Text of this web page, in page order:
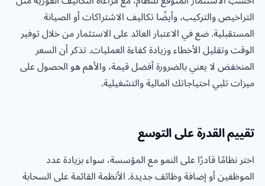
التراخيص والتركيب، وأيضًا تكاليف الاشتراكات أو الصيانة
المستقبلية. ضع في الاعتبار العائد على الاستثمار من خلال توفير
الوقت وتقليل الأخطاء وزيادة كفاءة العمليات. تذكر أن السعر
المنخفض لا يعني بالضرورة أفضل قيمة، والأهم هو الحصول على
ميزات تلبي احتياجاتك المالية والتشغيلية.
تقييم القدرة على التوسع
اختر نظامًا قادرًا على النمو مع المؤسسة، سواء بزيادة عدد
الموظفين أو إضافة وظائف جديدة. الأنظمة القائمة على السحابة